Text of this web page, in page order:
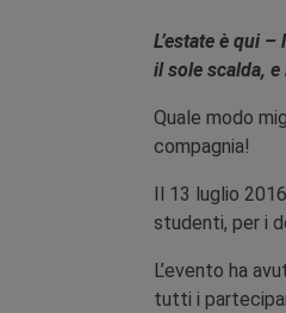
L’estate è qui
il sole scalda,
Quale modo
compagnia!
Il 13 luglio
studenti, per i
L’evento ha
tutti i